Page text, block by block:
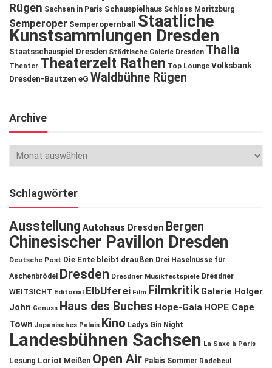
Rügen Sachsen in Paris Schauspielhaus Schloss Moritzburg
Semperoper Semperopernball Staatliche
Kunstsammlungen Dresden
Staatsschauspiel Dresden Städtische Galerie Dresden Thalia
Theater Theaterzelt Rathen Top Lounge Volksbank
Dresden-Bautzen eG Waldbühne Rügen
Archive
Schlagwörter
Ausstellung Autohaus Dresden Bergen
Chinesischer Pavillon Dresden
Deutsche Post Die Ente bleibt draußen Drei Haselnüsse für
Aschenbrödel
Dresden Dresdner Musikfestspiele Dresdner
WEITSICHT Editorial ElbUferei Film Filmkritik Galerie Holger
John Genuss Haus des Buches Hope-Gala HOPE Cape
Town Japanisches Palais Kino Ladys Gin Night
Landesbühnen Sachsen La Saxe à Paris
Lesung Loriot Meißen Open Air Palais Sommer Radebeul